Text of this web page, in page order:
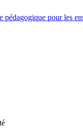
pédagogique pour les